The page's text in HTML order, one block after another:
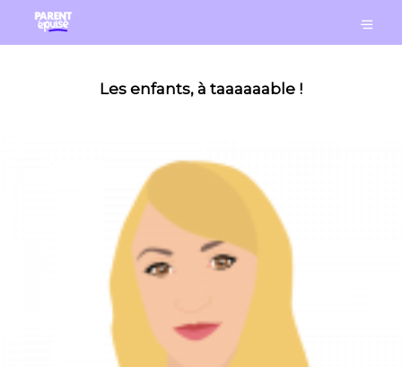
Les enfants, à taaaaaable !